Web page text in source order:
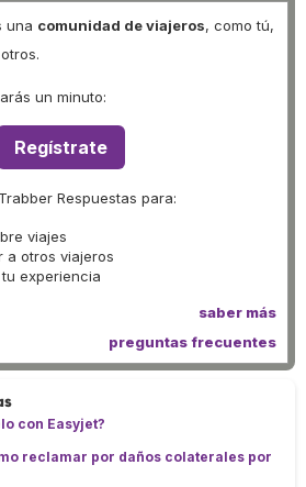
una comunidad de viajeros, como tú,
un minuto:
Regístrate
Respuestas para:
viajes
a otros viajeros
experiencia
saber más
preguntas frecuentes
con Easyjet?
reclamar por daños colaterales por